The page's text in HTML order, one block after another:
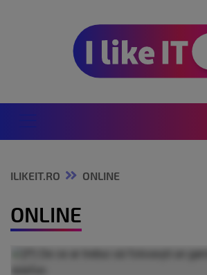
ILIKEIT.RO ONLINE
ONLINE